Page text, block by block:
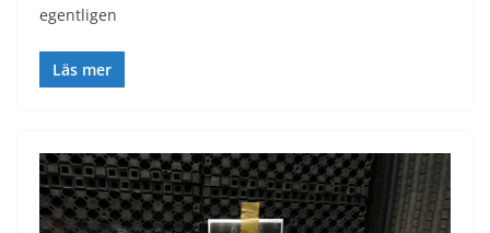
egentligen
Läs mer